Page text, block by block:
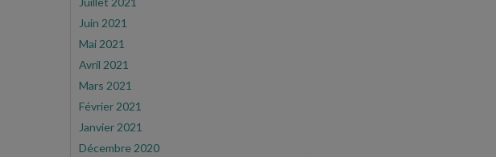
Juin 2021
Mai 2021
Avril 2021
Mars 2021
Février 2021
Janvier 2021
Décembre 2020